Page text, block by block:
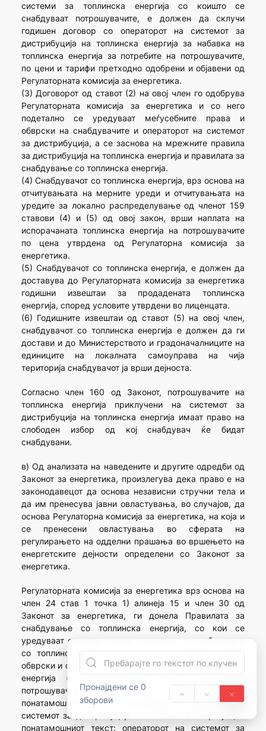
Пронајдени се 0
зборови
системи за топлинска енергија со коишто се
снабдуваат потрошувачите, е должен да склучи
годишен договор со операторот на системот за
дистрибуција на топлинска енергија за набавка на
топлинска енергија за потребите на потрошувачите,
по цени и тарифи претходно одобрени и објавени од
Регулаторната комисија за енергетика.
(3) Договорот од ставот (2) на овој член гo одобрува
Регулаторната комисија за енергетика и со него
подетално се уредуваат меѓусебните права и
обврски на снабдувачите и операторот на системот
за дистрибуција, а се заснова на мрежните правила
за дистрибуција на топлинска енергија и правилата за
снабдување со топлинска енергија.
(4) Снабдувачот со топлинска енергија, врз основа на
отчитувањата на мерните уреди и отчитувањата на
уредите за локално распределување од членот 159
ставови (4) и (5) од овој закон, врши наплата на
испорачаната топлинска енергија на потрошувачите
по цена утврдена од Регулаторна комисија за
енергетика.
(5) Снабдувачот со топлинска енергија, е должен да
доставува до Регулаторната комисија за енергетика
годишни извештаи за продадената топлинска
енергија, според условите утврдени во лиценцата.
(6) Годишните извештаи од ставот (5) на овој член,
снабдувачот со топлинска енергија е должен да ги
достави и до Министерството и градоначалниците на
единиците на локалната самоуправа на чија
територија снабдувачот ја врши дејноста.
Согласно член 160 од Законот, потрошувачите на
топлинска енергија приклучени на системот за
дистрибуција на топлинска енергија имаат право на
слободен избор од кој снабдувач ќе бидат
снабдувани.
в) Од анализата на наведените и другите одредби од
Законот за енергетика, произлегува дека право е на
законодавецот да основа независни стручни тела и
да им пренесува јавни овластувања, во случајов, да
основа Регулаторна комисија за енергетика, на која и
се пренесени овластувања во сферата на
регулирањето на одделни прашања во вршењето на
енергетските дејности определени со Законот за
енергетика.
Регулаторната комисија за енергетика врз основа на
член 24 став 1 точка 1) алинеја 15 и член 30 од
Законот за енергетика, ги донела Правилата за
снабдување со топлинска енергија, со кои се
уредуваат општите услови и начинот на снабдување
со топлинска енергија како и меѓусебните права,
обврски и одговорности на снабдувачот со топлинска
енергија (во понатамошниот текст: снабдувач),
потрошувачите на топлинска енергија (во
понатамошниот текст: потрошувачи) и операторот на
системот за дистрибуција на топлинска енергија (во
понатамошниот текст: операторот на системот за